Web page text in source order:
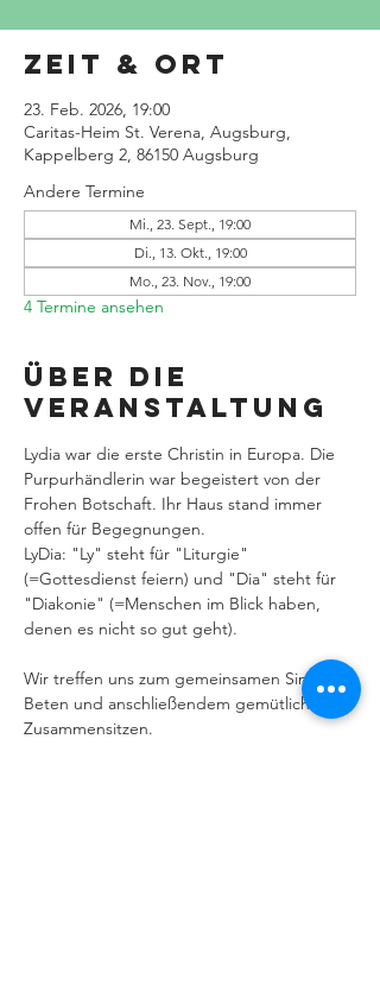
Zeit & Ort
23. Feb. 2026, 19:00
Caritas-Heim St. Verena, Augsburg,
Kappelberg 2, 86150 Augsburg
Andere Termine
Mi., 23. Sept., 19:00
Di., 13. Okt., 19:00
Mo., 23. Nov., 19:00
4 Termine ansehen
Über die
Veranstaltung
Lydia war die erste Christin in Europa. Die
Purpurhändlerin war begeistert von der
Frohen Botschaft. Ihr Haus stand immer
offen für Begegnungen.
LyDia: "Ly" steht für "Liturgie"
(=Gottesdienst feiern) und "Dia" steht für
"Diakonie" (=Menschen im Blick haben,
denen es nicht so gut geht).
Wir treffen uns zum gemeinsamen Singen,
Beten und anschließendem gemütlichem
Zusammensitzen.